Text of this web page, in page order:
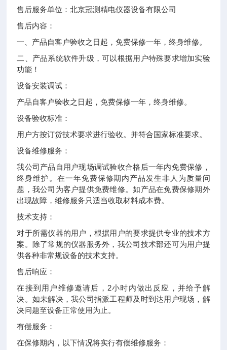
售后服务单位：北京冠测精电仪器设备有限公司
售后内容：
一、产品自客户验收之日起，免费保修一年，终身维修。
二、产品系统软件升级，可以根据用户特殊要求增加实验
功能！
设备安装调试：
产品自客户验收之日起，免费保修一年，终身维修。
设备验收标准：
用户方按订货技术要求进行验收。并符合国家标准要求。
设备维修服务：
我公司产品自用户现场调试验收合格后一年内免费保修，
终身维护。在一年免费保修期内产品发生非人为质量问
题，我公司为客户提供免费维修。如产品在免费保修期外
出现故障，维修服务只适当收取材料成本费。
技术支持：
对于所需仪器的用户，根据用户的要求提供专业的技术方
案。除了常规的仪器服务外，我公司技术部还可为用户提
供各种非常规设备的技术支持。
售后响应：
在接到用户维修邀请后，2小时内做出反应，并给予解
决。如未解决，我公司指派工程师及时到达用户现场，解
决问题至设备正常使用为止。
有偿服务：
在保修期内，以下情况将实行有偿维修服务：